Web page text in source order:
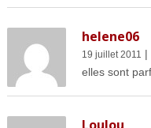
helene06
19 juillet 2011 |
elles sont